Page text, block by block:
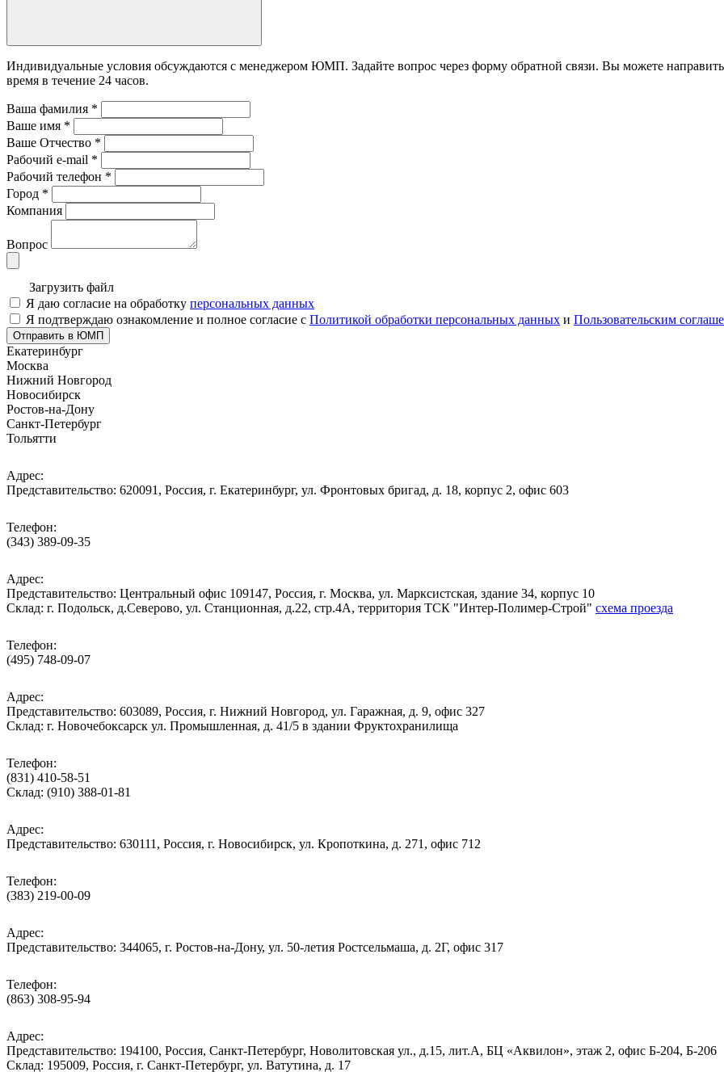
Индивидуальные условия обсуждаются с менеджером ЮМП. Задайте вопрос через форму обратной связи. Вы можете
время в течение 24 часов.
Ваша фамилия *
Ваше имя *
Ваше Отчество *
Рабочий e-mail *
Рабочий телефон *
Город *
Компания
Вопрос
Загрузить файл
Я даю согласие на обработку персональных данных
Я подтверждаю ознакомление и полное согласие с Политикой обработки персональных данных и Пользовательским
Отправить в ЮМП
Екатеринбург
Москва
Нижний Новгород
Новосибирск
Ростов-на-Дону
Санкт-Петербург
Тольятти
Адрес:
Представительство: 620091, Россия, г. Екатеринбург, ул. Фронтовых бригад, д. 18, корпус 2, офис 603
Телефон:
(343) 389-09-35
Адрес:
Представительство: Центральный офис 109147, Россия, г. Москва, ул. Марксистская, здание 34, корпус 10
Cклад: г. Подольск, д.Северово, ул. Станционная, д.22, стр.4А, территория ТСК "Интер-Полимер-Строй" схема проезда
Телефон:
(495) 748-09-07
Адрес:
Представительство: 603089, Россия, г. Нижний Новгород, ул. Гаражная, д. 9, офис 327
Склад: г. Новочебоксарск ул. Промышленная, д. 41/5 в здании Фруктохранилища
Телефон:
(831) 410-58-51
Склад: (910) 388-01-81
Адрес:
Представительство: 630111, Россия, г. Новосибирск, ул. Кропоткина, д. 271, офис 712
Телефон:
(383) 219-00-09
Адрес:
Представительство: 344065, г. Ростов-на-Дону, ул. 50-летия Ростсельмаша, д. 2Г, офис 317
Телефон:
(863) 308-95-94
Адрес:
Представительство: 194100, Россия, Санкт-Петербург, Новолитовская ул., д.15, лит.А, БЦ «Аквилон», этаж 2, офис Б-204, Б-206
Склад: 195009, Россия, г. Санкт-Петербург, ул. Ватутина, д. 17